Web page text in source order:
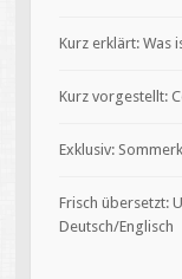
Kurz erklärt: Was
Kurz vorgestellt:
Exklusiv:
Frisch übersetzt:
Deutsch/Englisch